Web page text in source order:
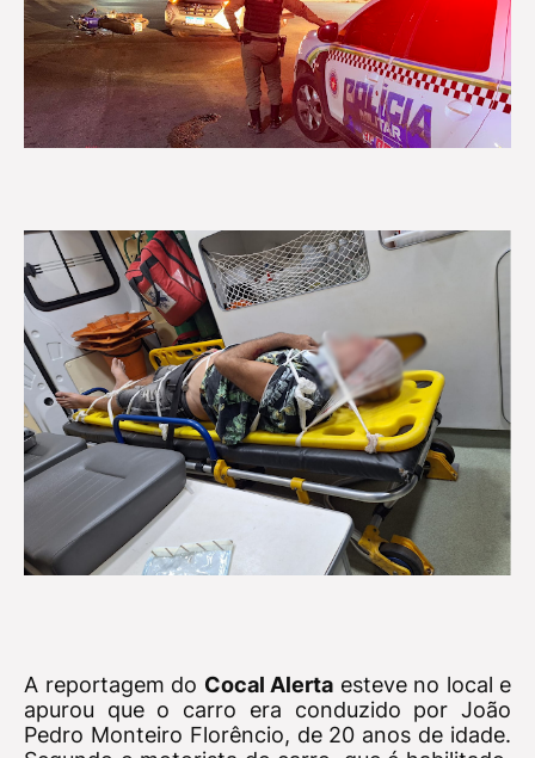
A reportagem do Cocal Alerta esteve no local e
apurou que o carro era conduzido por João
Pedro Monteiro Florêncio, de 20 anos de idade.